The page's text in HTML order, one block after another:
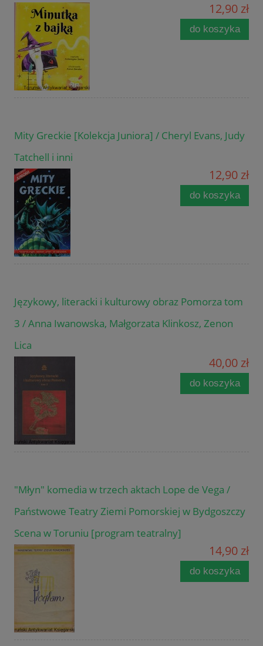
12,90 zł
do koszyka
Mity Greckie [Kolekcja Juniora] / Cheryl Evans, Judy
Tatchell i inni
12,90 zł
do koszyka
Językowy, literacki i kulturowy obraz Pomorza tom
3 / Anna Iwanowska, Małgorzata Klinkosz, Zenon
Lica
40,00 zł
do koszyka
"Młyn" komedia w trzech aktach Lope de Vega /
Państwowe Teatry Ziemi Pomorskiej w Bydgoszczy
Scena w Toruniu [program teatralny]
14,90 zł
do koszyka